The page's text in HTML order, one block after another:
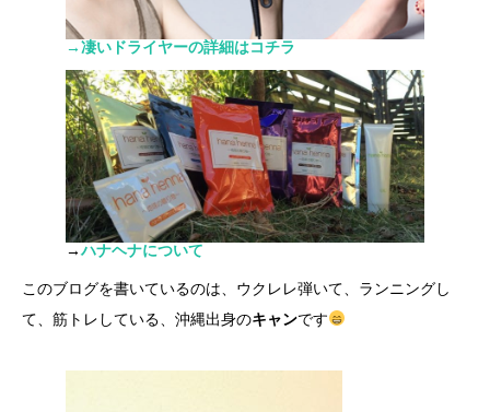
→凄いドライヤーの詳細はコチラ
→ハナヘナについて
このブログを書いているのは、ウクレレ弾いて、ランニングし
て、筋トレしている、沖縄出身のキャンです